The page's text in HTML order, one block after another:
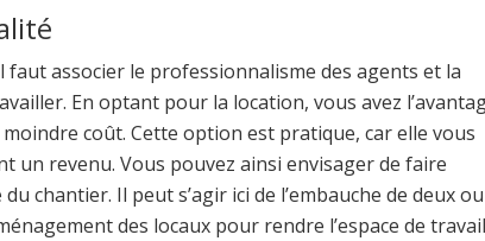
associer le professionnalisme des agents et la
En optant pour la location, vous avez
coût. Cette option est pratique, car elle vous
un revenu. Vous pouvez ainsi envisager de faire
chantier. Il peut s’agir ici de l’embauche de deux ou
des locaux pour rendre l’espace de travail